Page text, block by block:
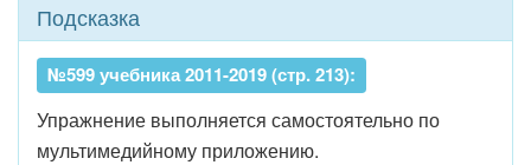
Подсказка
№599 учебника 2011-2019 (стр. 213):
Упражнение выполняется самостоятельно по
мультимедийному приложению.